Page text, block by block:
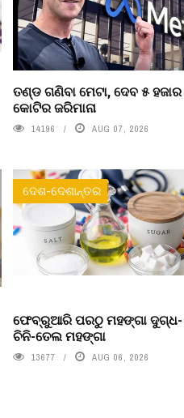
ତଣ୍ଡ ଗଣିବା ମେଟା, ଦେବ ୫ ହଜାର
କୋଟିର ଜରିମାନା
14196 AUG 07, 2026
ଦେଶ-ଦେଶାନ୍ତର
ଫେବ୍ରୁଆରି ପରଠୁ ମହଙ୍ଗା ଦୁଗ୍ଧ-
ଚିନି-ତେଲ ମହଙ୍ଗା
13677 AUG 06, 2026